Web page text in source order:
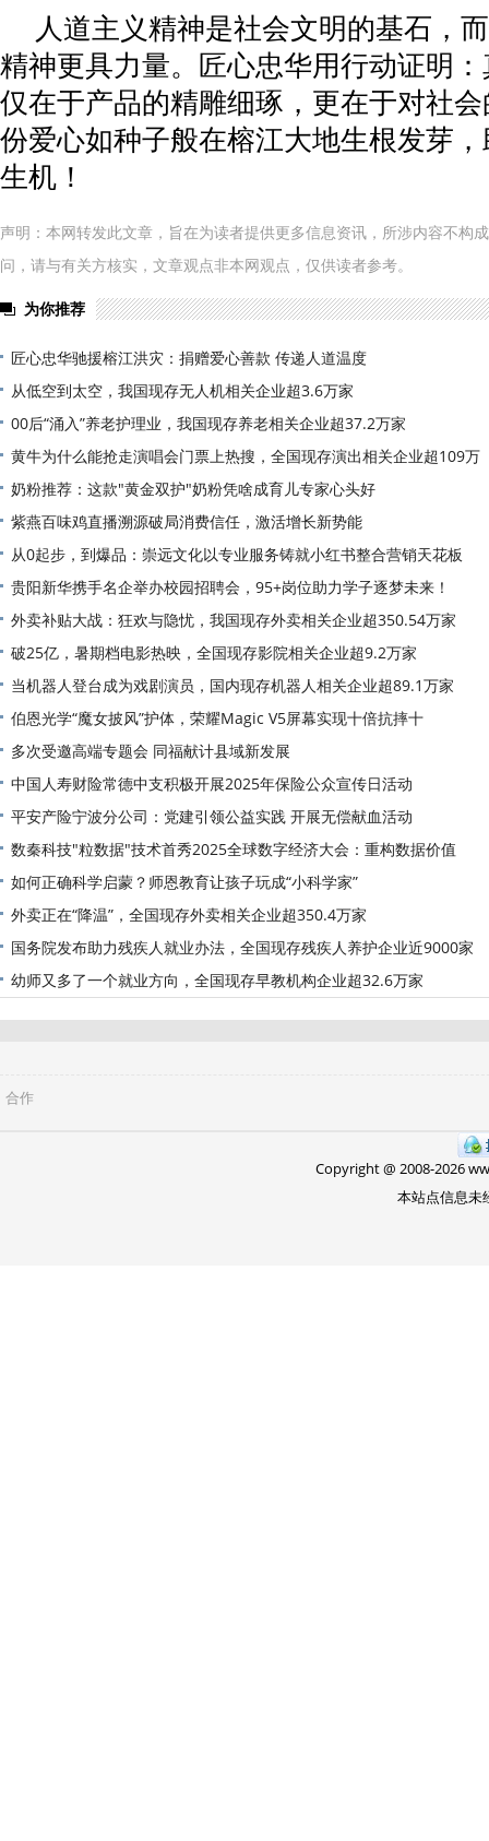
人道主义精神是社会文明的基石，
精神更具力量。匠心忠华用行动证明
仅在于产品的精雕细琢，更在于对社
份爱心如种子般在榕江大地生根发芽
生机！
声明：本网转发此文章，旨在为读者提供更多信息资讯，所涉内容不构
问，请与有关方核实，文章观点非本网观点，仅供读者参考。
为你推荐
匠心忠华驰援榕江洪灾：捐赠爱心善款 传递人道温度
从低空到太空，我国现存无人机相关企业超3.6万家
00后“涌入”养老护理业，我国现存养老相关企业超37.2万家
黄牛为什么能抢走演唱会门票上热搜，全国现存演出相关企业超109万
奶粉推荐：这款"黄金双护"奶粉凭啥成育儿专家心头好
紫燕百味鸡直播溯源破局消费信任，激活增长新势能
从0起步，到爆品：崇远文化以专业服务铸就小红书整合营销天花板
贵阳新华携手名企举办校园招聘会，95+岗位助力学子逐梦未来！
外卖补贴大战：狂欢与隐忧，我国现存外卖相关企业超350.54万家
破25亿，暑期档电影热映，全国现存影院相关企业超9.2万家
当机器人登台成为戏剧演员，国内现存机器人相关企业超89.1万家
伯恩光学“魔女披风”护体，荣耀Magic V5屏幕实现十倍抗摔十
多次受邀高端专题会 同福献计县域新发展
中国人寿财险常德中支积极开展2025年保险公众宣传日活动
平安产险宁波分公司：党建引领公益实践 开展无偿献血活动
数秦科技"粒数据"技术首秀2025全球数字经济大会：重构数据价值
如何正确科学启蒙？师恩教育让孩子玩成“小科学家”
外卖正在“降温”，全国现存外卖相关企业超350.4万家
国务院发布助力残疾人就业办法，全国现存残疾人养护企业近9000家
幼师又多了一个就业方向，全国现存早教机构企业超32.6万家
合作
Copyright @ 2008-2026
本站点信息未